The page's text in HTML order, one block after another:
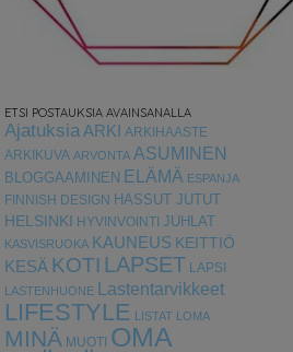
ETSI POSTAUKSIA AVAINSANALLA
AjatuksiaARKI ARKIHAASTE
ARKIKUVA ARVONTA ASUMINEN
BLOGGAAMINEN ELÄMÄ ESPANJA
FINNISH DESIGN HASSUT JUTUT
HELSINKI
HYVINVOINTI JUHLAT
KASVISRUOKA KAUNEUS KEITTIÖ
KESÄ KOTI LAPSET LAPSI
LASTENHUONE Lastentarvikkeet
LIFESTYLE LISTAT LOMA
MINÄ MUOTI OMA